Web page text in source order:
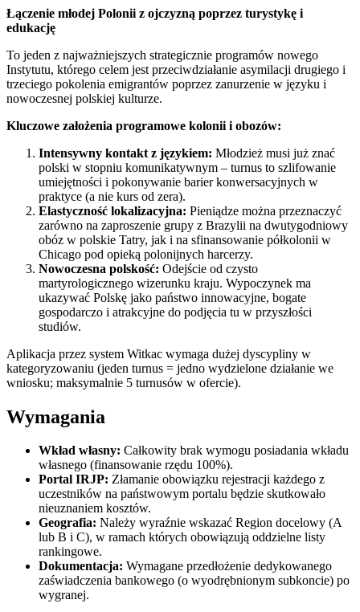
Łączenie młodej Polonii z ojczyzną poprzez turystykę i
edukację
To jeden z najważniejszych strategicznie programów nowego
Instytutu, którego celem jest przeciwdziałanie asymilacji drugiego i
trzeciego pokolenia emigrantów poprzez zanurzenie w języku i
nowoczesnej polskiej kulturze.
Kluczowe założenia programowe kolonii i obozów:
Intensywny kontakt z językiem: Młodzież musi już znać
polski w stopniu komunikatywnym – turnus to szlifowanie
umiejętności i pokonywanie barier konwersacyjnych w
praktyce (a nie kurs od zera).
Elastyczność lokalizacyjna: Pieniądze można przeznaczyć
zarówno na zaproszenie grupy z Brazylii na dwutygodniowy
obóz w polskie Tatry, jak i na sfinansowanie półkolonii w
Chicago pod opieką polonijnych harcerzy.
Nowoczesna polskość: Odejście od czysto
martyrologicznego wizerunku kraju. Wypoczynek ma
ukazywać Polskę jako państwo innowacyjne, bogate
gospodarczo i atrakcyjne do podjęcia tu w przyszłości
studiów.
Aplikacja przez system Witkac wymaga dużej dyscypliny w
kategoryzowaniu (jeden turnus = jedno wydzielone działanie we
wniosku; maksymalnie 5 turnusów w ofercie).
Wymagania
Wkład własny: Całkowity brak wymogu posiadania wkładu
własnego (finansowanie rzędu 100%).
Portal IRJP: Złamanie obowiązku rejestracji każdego z
uczestników na państwowym portalu będzie skutkowało
nieuznaniem kosztów.
Geografia: Należy wyraźnie wskazać Region docelowy (A
lub B i C), w ramach których obowiązują oddzielne listy
rankingowe.
Dokumentacja: Wymagane przedłożenie dedykowanego
zaświadczenia bankowego (o wyodrębnionym subkoncie) po
wygranej.